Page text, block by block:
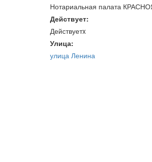
Нотариальная палата
Действует:
Действуетx
Улица:
улица Ленина